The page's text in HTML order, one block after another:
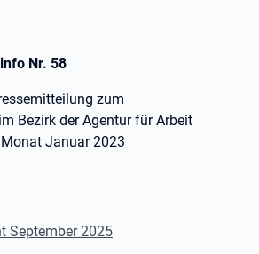
Nr. 58
zum
Bezirk der Agentur für Arbeit
Januar 2023
September 2025